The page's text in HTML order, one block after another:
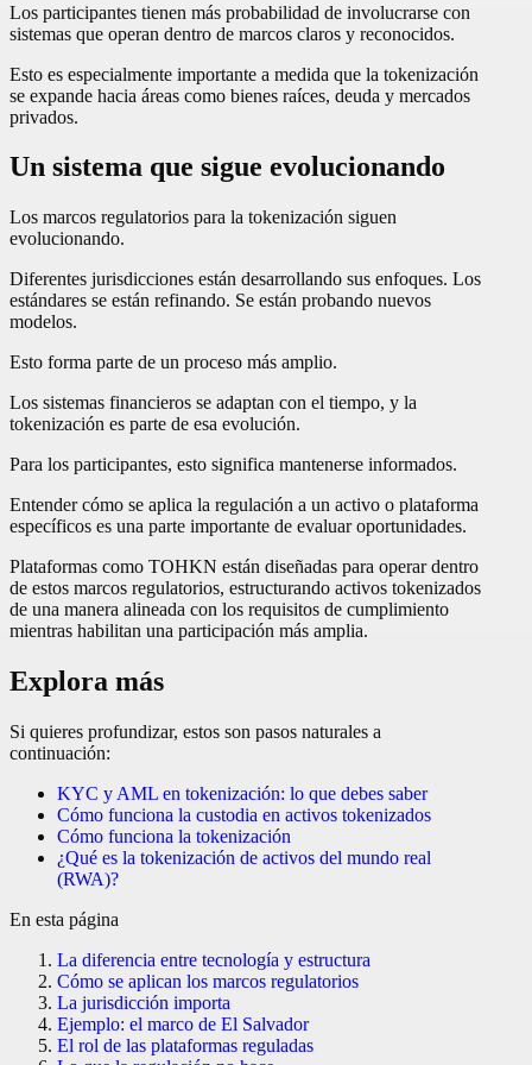
Los participantes tienen más probabilidad de involucrarse con
sistemas que operan dentro de marcos claros y reconocidos.
Esto es especialmente importante a medida que la tokenización
se expande hacia áreas como bienes raíces, deuda y mercados
privados.
Un sistema que sigue evolucionando
Los marcos regulatorios para la tokenización siguen
evolucionando.
Diferentes jurisdicciones están desarrollando sus enfoques. Los
estándares se están refinando. Se están probando nuevos
modelos.
Esto forma parte de un proceso más amplio.
Los sistemas financieros se adaptan con el tiempo, y la
tokenización es parte de esa evolución.
Para los participantes, esto significa mantenerse informados.
Entender cómo se aplica la regulación a un activo o plataforma
específicos es una parte importante de evaluar oportunidades.
Plataformas como TOHKN están diseñadas para operar dentro
de estos marcos regulatorios, estructurando activos tokenizados
de una manera alineada con los requisitos de cumplimiento
mientras habilitan una participación más amplia.
Explora más
Si quieres profundizar, estos son pasos naturales a
continuación:
KYC y AML en tokenización: lo que debes saber
Cómo funciona la custodia en activos tokenizados
Cómo funciona la tokenización
¿Qué es la tokenización de activos del mundo real
(RWA)?
En esta página
La diferencia entre tecnología y estructura
Cómo se aplican los marcos regulatorios
La jurisdicción importa
Ejemplo: el marco de El Salvador
El rol de las plataformas reguladas